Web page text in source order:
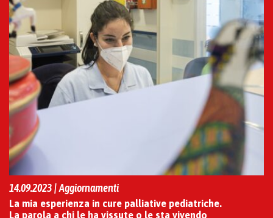
14.09.2023 | Aggiornamenti
La mia esperienza in cure palliative pediatriche.
La parola a chi le ha vissute o le sta vivendo